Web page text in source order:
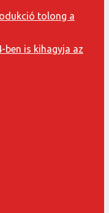
tolong a
ben is kihagyja az